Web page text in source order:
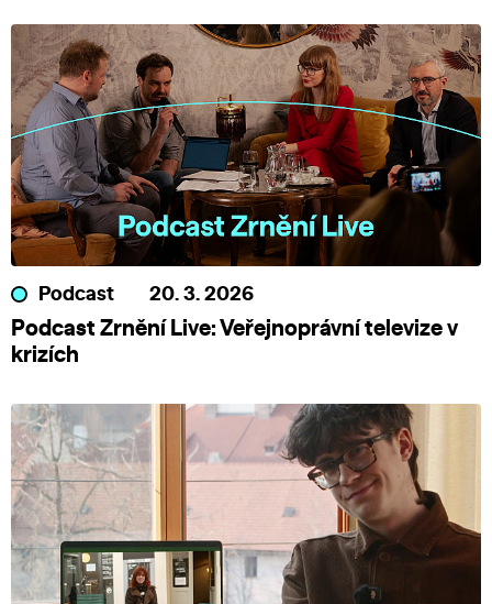
Podcast 20. 3. 2026
Podcast Zrnění Live: Veřejnoprávní televize v
krizích